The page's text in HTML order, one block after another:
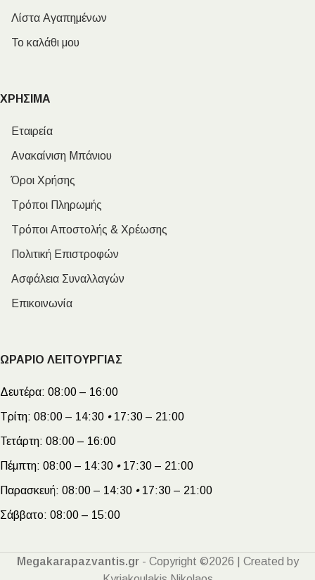
Λίστα Αγαπημένων
Το καλάθι μου
ΧΡΗΣΙΜΑ
Εταιρεία
Ανακαίνιση Μπάνιου
Όροι Χρήσης
Τρόποι Πληρωμής
Τρόποι Αποστολής & Χρέωσης
Πολιτική Επιστροφών
Ασφάλεια Συναλλαγών
Επικοινωνία
ΩΡΑΡΙΟ ΛΕΙΤΟΥΡΓΙΑΣ
Δευτέρα: 08:00 – 16:00
Τρίτη: 08:00 – 14:30 •17:30 – 21:00
Τετάρτη: 08:00 – 16:00
Πέμπτη: 08:00 – 14:30 •17:30 – 21:00
Παρασκευή: 08:00 – 14:30 •17:30 – 21:00
Σάββατο: 08:00 – 15:00
Megakarapazvantis.gr- Copyright ©2026 | Created by